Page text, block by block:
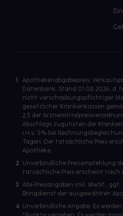
1
Apothekenabgabepreis:
Datenbank, Stand 01.08.2026, d.
nicht verschreibungspflichtiger
gesetzlicher Krankenkassen gemäß
2,3 der
Abschlags zugunsten der
i.H.v. 5% bei
Tagen. Der tatsächliche Preis
Apotheke.
2 Unverbindliche Preisempfehlung
tatsächliche Preis erscheint nach
3 Alle Preisangaben inkl. MwSt.,
Bringdienst der ausgewählten
4 Unverbindliche Angabe. Es werden